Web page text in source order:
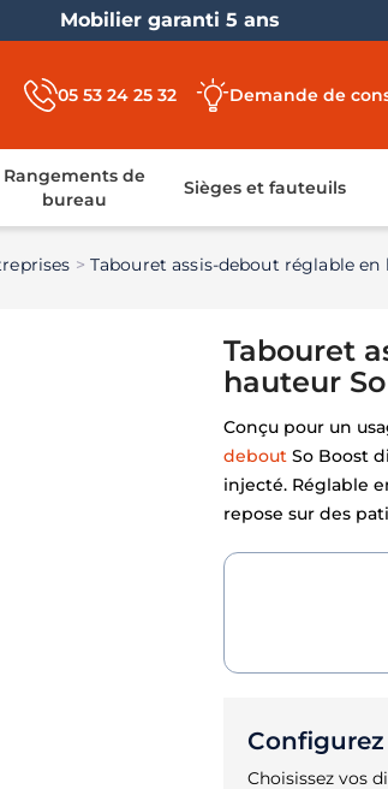
Livraison France entière
05 53 24 25 32 Demande de
Rangements de
bureau
Sièges et fauteuils
Tabouret assis-debout réglable
Tabouret
hauteur
Conçu pour un
debout So Boost
injecté. Réglable
repose sur des
Choisissez vos